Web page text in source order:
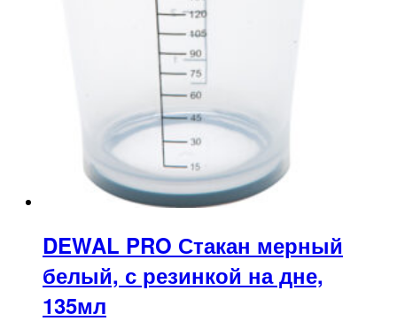
DEWAL PRO Стакан мерный
белый, с резинкой на дне,
135мл